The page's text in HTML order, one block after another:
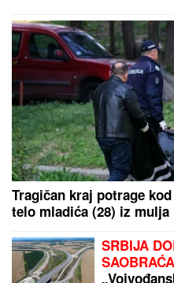
Akcija policije u Tuzima:
vozilu